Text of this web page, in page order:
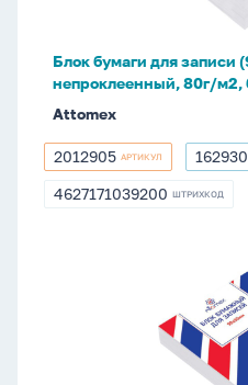
м2,
белизна
90%
Блок бумаги для
непроклеенный, 80г/м2,
Attomex
2012905
2012905 АРТИКУЛ 162930
4627171039200
4627171039200 ШТРИХКОД
(90*90*100л)